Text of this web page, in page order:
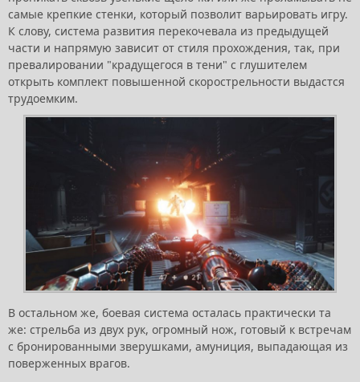
самые крепкие стенки, который позволит варьировать игру.
К слову, система развития перекочевала из предыдущей
части и напрямую зависит от стиля прохождения, так, при
превалировании "крадущегося в тени" с глушителем
открыть комплект повышенной скорострельности выдастся
трудоемким.
В остальном же, боевая система осталась практически та
же: стрельба из двух рук, огромный нож, готовый к встречам
с бронированными зверушками, амуниция, выпадающая из
поверженных врагов.